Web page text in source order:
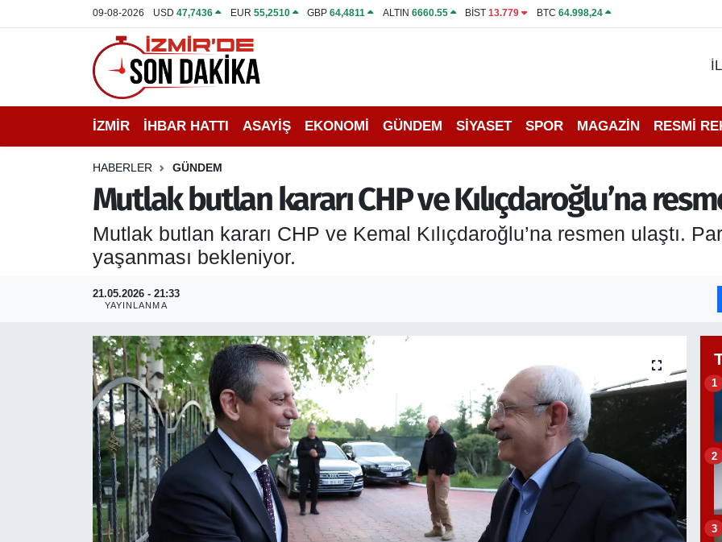
09-08-2026 USD47,7436 EUR 55,2510 GBP64,4811 ALTIN 6660.55 BİST13.779 BTC 64.998,24
İZMİR İHBAR HATTI ASAYİŞ EKONOMİ GÜNDEM SİYASET SPOR MAGAZİN RESMİ
HABERLER GÜNDEM
Mutlak butlan kararı CHP ve Kılıçdaroğlu’na
Mutlak butlan kararı CHP ve Kemal Kılıçdaroğlu’na resmen ulaştı.
yaşanması bekleniyor.
21.05.2026 - 21:33
YAYINLANMA
1
2
3
İHBAR HATTI
DEPREM
EKONOMİ
SİYASET
ASAYİŞ
RESMİ REKLAM
İzmir Nöbetçi Eczaneler
İzmir Hava Durumu
İzmir Namaz Vakitleri
İzmir Trafik Yoğunluk Haritası
Puan Durumu ve Fikstür
Tüm Manşetler
Son Dakika Haberleri
Haber Arşivi